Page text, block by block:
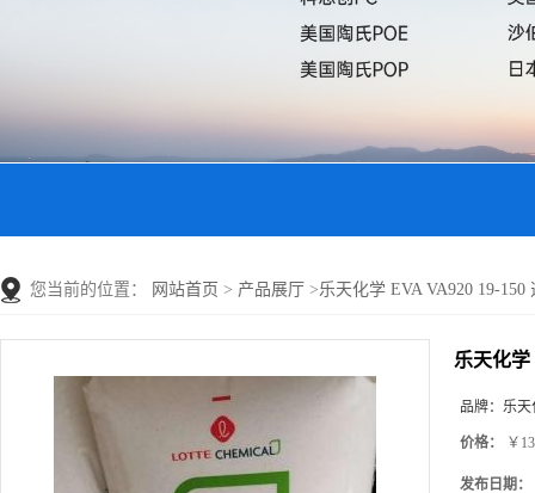
您当前的位置： 网站首页 > 产品展厅 >乐天化学 EVA VA920 19-
乐天化学
品牌： 乐天
价格： ￥
发布日期：